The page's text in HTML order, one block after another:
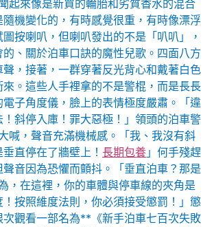
起來像是新買的輪胎和劣質香水的混合
機變化的，有時感覺很重，有時像漂浮
按喇叭，但喇叭發出的不是「叭叭」，
、關於泊車口訣的魔性兒歌。四面八方
，接著，一群穿著反光背心和戴著白色
。這些人手裡拿的不是警棍，而是長長
子角度儀，臉上的表情極度嚴肅。「違
斜停入庫！罪大惡極！」領頭的泊車警
喊，聲音充滿機械感。「我、我沒有斜
垂直停在了牆壁上！ 長期包養 」何手殘趕
音因為恐懼而顫抖。「垂直泊車？那是
，在這裡，你的車體與停車線的夾角是
按照維度法則，你必須接受懲罰！」懲
觀看一部名為**《新手泊車七百次失敗